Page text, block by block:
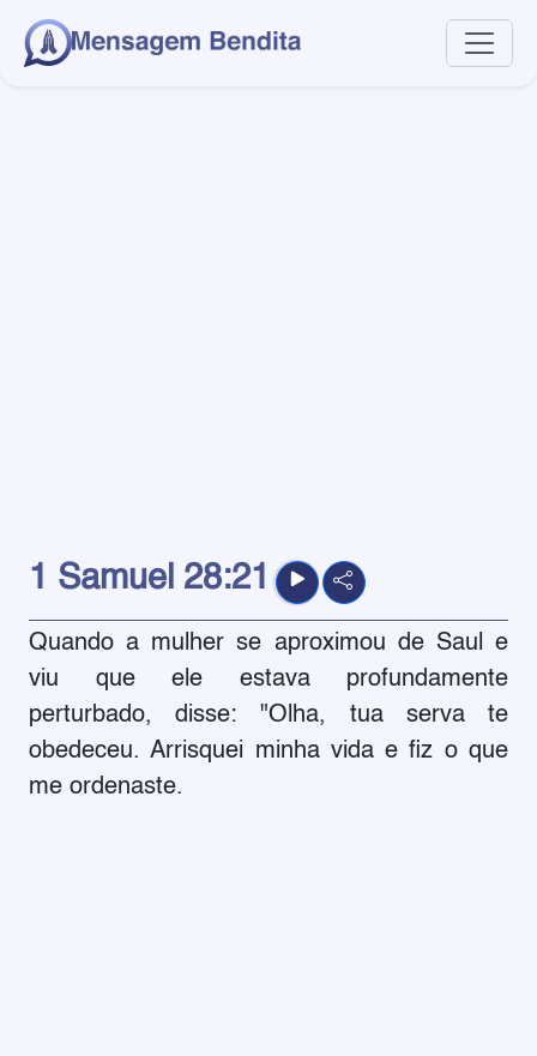
1 Samuel 28:21
Quando a mulher se aproximou de Saul e
viu que ele estava profundamente
perturbado, disse: "Olha, tua serva te
obedeceu. Arrisquei minha vida e fiz o que
me ordenaste.